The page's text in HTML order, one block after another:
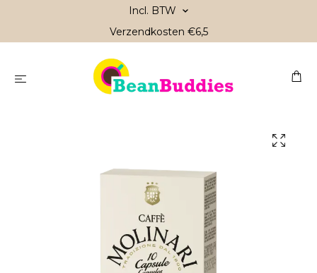
Incl. BTW
Verzendkosten €6,5